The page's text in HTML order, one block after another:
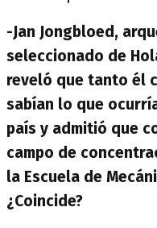
-Jan Jongbloed,
seleccionado de
reveló que tanto él
sabían lo que
país y admitió que
campo de
la Escuela de
¿Coincide?